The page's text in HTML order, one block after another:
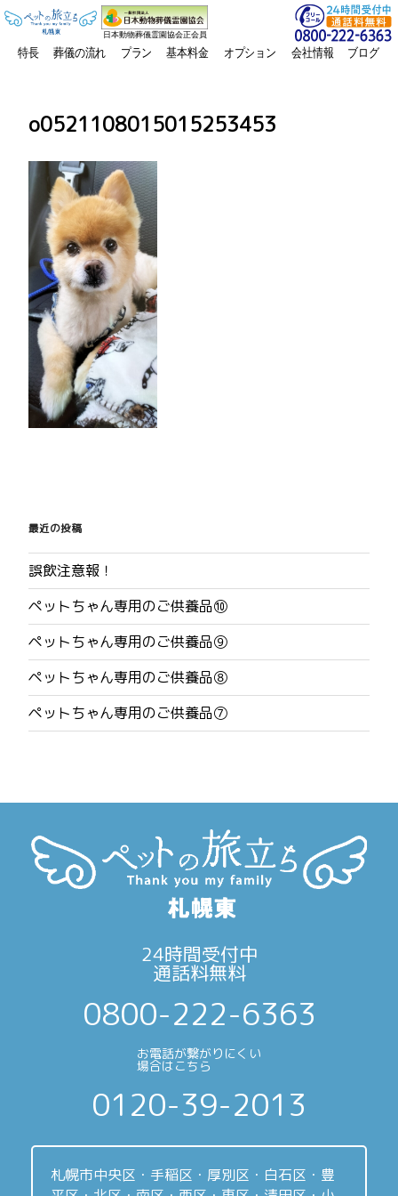
日本動物葬儀霊園協会正会員
特長 葬儀の流れ プラン 基本料金 オプション 会社情報 ブログ
o0521108015015253453
稿
ナ
ビ
ゲ
ー
シ
ョ
最近の投稿
誤飲注意報！
ペットちゃん専用のご供養品⑩
ペットちゃん専用のご供養品⑨
ペットちゃん専用のご供養品⑧
ペットちゃん専用のご供養品⑦
24時間受付中
通話料無料
0800-222-6363
お電話が繋がりにくい
場合はこちら
0120-39-2013
札幌市中央区・手稲区・厚別区・白石区・豊